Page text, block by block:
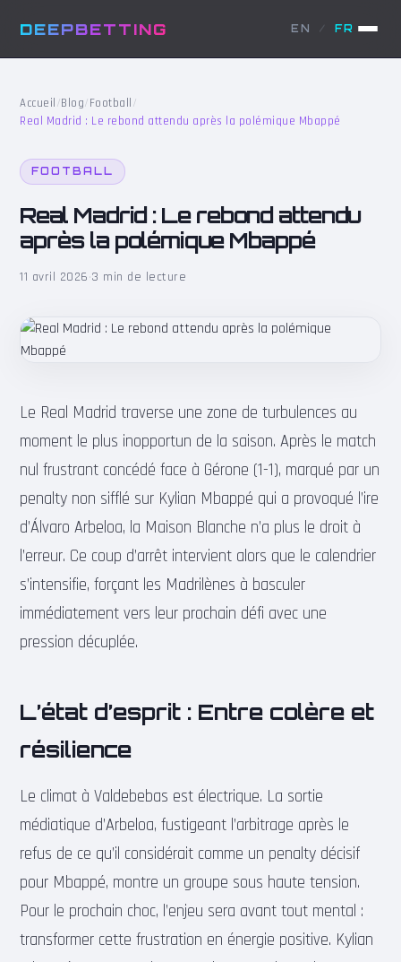
DEEPBETTING EN / FR
Accueil /Blog/Football /
Real Madrid : Le rebond attendu après la polémique Mbappé
FOOTBALL
Real Madrid : Le rebond attendu
après la polémique Mbappé
11 avril 2026·3 min de lecture
Le Real Madrid traverse une zone de turbulences au
moment le plus inopportun de la saison. Après le match
nul frustrant concédé face à Gérone (1-1), marqué par un
penalty non sifflé sur Kylian Mbappé qui a provoqué l’ire
d’Álvaro Arbeloa, la Maison Blanche n’a plus le droit à
l’erreur. Ce coup d’arrêt intervient alors que le calendrier
s’intensifie, forçant les Madrilènes à basculer
immédiatement vers leur prochain défi avec une
pression décuplée.
L’état d’esprit : Entre colère et
résilience
Le climat à Valdebebas est électrique. La sortie
médiatique d’Arbeloa, fustigeant l’arbitrage après le
refus de ce qu’il considérait comme un penalty décisif
pour Mbappé, montre un groupe sous haute tension.
Pour le prochain choc, l’enjeu sera avant tout mental :
transformer cette frustration en énergie positive. Kylian